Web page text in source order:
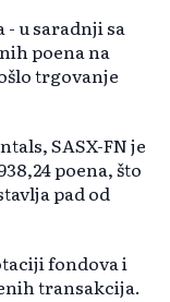
- u saradnji sa
poena na
trgovanje
SASX-FN je
poena, što
pad od
fondova i
transakcija.